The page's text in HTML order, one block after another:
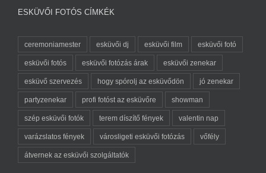
ESKÜVŐI FOTÓS CÍMKÉK
ceremoniamester esküvői dj esküvői film esküvői fotó
esküvői fotós esküvői fotózás árak esküvői zenekar
esküvő szervezés hogy spórolj az esküvődön jó zenekar
partyzenekar profi fotóst az esküvőre showman
szép esküvői fotók terem díszítő fények valentin nap
varázslatos fények városligeti esküvői fotózás vőfély
átvernek az esküvői szolgáltatók